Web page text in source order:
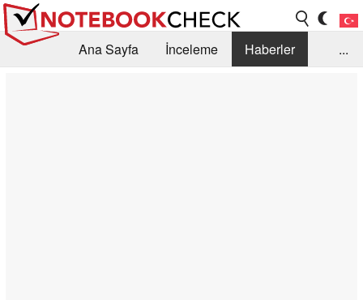
Ana Sayfa İnceleme
Haberler
...